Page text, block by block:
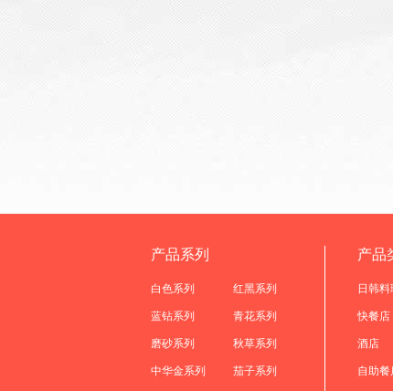
产品系列
白色系列 红黑系列
蓝钻系列 青花系列
磨砂系列 秋草系列
中华金系列 茄子系列
产品
日韩料
快餐店
酒店
自助餐